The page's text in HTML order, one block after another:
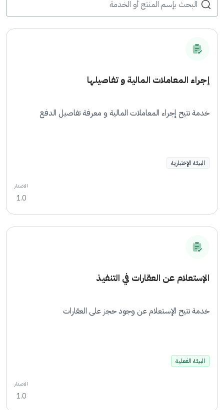
إجراء المعاملات المالية و تفاصيلها
خدمة تتيح إجراء المعاملات المالية و معرفة تفاصيل الدفع
البيئة الإختبارية
الاصدار
1.0
الإستعلام عن العقارات في التنفيذ
خدمة تتيح الإستعلام عن وجود حجز على العقارات
البيئة الفعلية
الاصدار
1.0